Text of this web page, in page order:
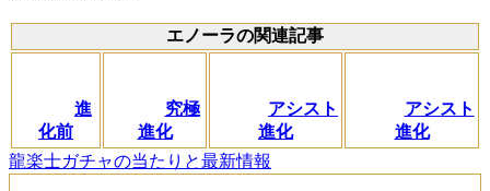
エノーラの関連記事
進
化前
究極
進化
アシスト
進化
アシスト
進化
龍楽士ガチャの当たりと最新情報